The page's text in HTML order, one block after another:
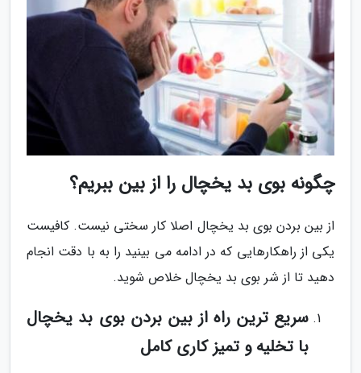
چگونه بوی بد یخچال را از بین ببریم؟
از بین بردن بوی بد یخچال اصلا کار سختی نیست. کافیست
یکی از راهکارهایی که در ادامه می بینید را به با دقت انجام
دهید تا از شر بوی بد یخچال خلاص شوید.
سریع ترین راه از بین بردن بوی بد یخچال
با تخلیه و تمیز کاری کامل